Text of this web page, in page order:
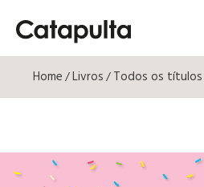
Home/Livros/Todos os títulos